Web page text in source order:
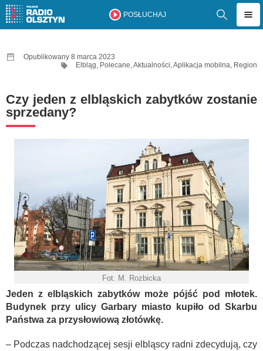
POSŁUCHAJ
Opublikowany 8 marca 2023
Elbląg, Polecane,Aktualności,Aplikacja mobilna, Region
Czy jeden z elbląskich zabytków zostanie
sprzedany?
Fot. M. Rozbicka
Jeden z elbląskich zabytków może pójść pod młotek.
Budynek przy ulicy Garbary miasto kupiło od Skarbu
Państwa za przysłowiową złotówkę.
– Podczas nadchodzącej sesji elbląscy radni zdecydują, czy